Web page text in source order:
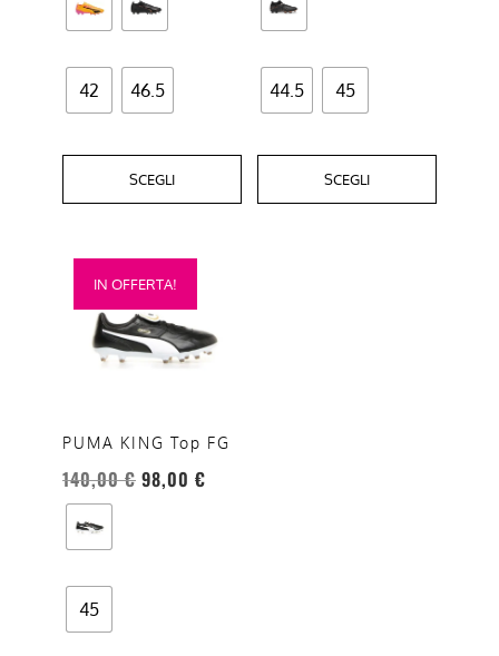
42 46.5
SCEGLI
nella
del
prodotto
44.5 45
SCEGLI
nella
del
prodotto
IN OFFERTA!
PUMA KING Top FG
140,00€ 98,00 €
45
Questo
prodotto
opzioni
essere
scelte
nella
del
prodotto